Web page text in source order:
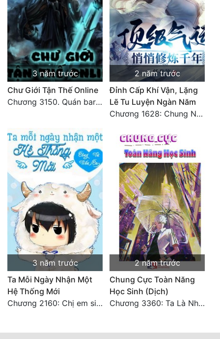
3 năm trước
Chư Giới Tận Thế Online
Chương 3150. Quán bar Huyết Hải. Hết
2 năm trước
Đỉnh Cấp Khí Vận, Lặng
Lẽ Tu Luyện Ngàn Năm
Chương 1628: Chung Nguyên Chí Cao (2)
3 năm trước
Ta Mỗi Ngày Nhận Một
Hệ Thống Mới
Chương 2160: Chị em sinh đôi
2 năm trước
Chung Cực Toàn Năng
Học Sinh (Dịch)
Chương 3360: Ta Là Nhân Hoàng (2) (Đại Kết Cục)